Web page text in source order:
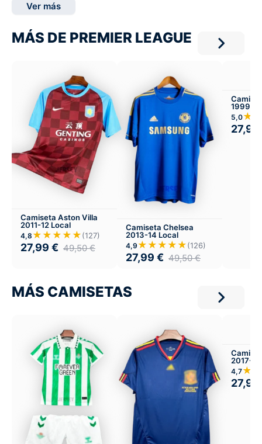
Ver más
MÁS DE PREMIER LEAGUE
Camiseta Aston Villa
2011-12 Local
4,8 ★★★★★(127)
27,99 € 49,50€
Camiseta Chelsea
2013-14 Local
4,9 ★★★★★(126)
27,99 € 49,50€
1999-
5,0
27,99
MÁS CAMISETAS
2017-18
4,7
27,99